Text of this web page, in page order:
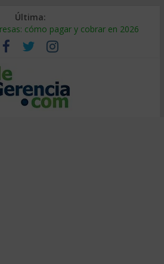
Última:
cómo pagar y cobrar en 2026
es y por qué sale tan caro
cómo auditarla a tiempo
de suministro: qué hacer
UU.: cómo segmentarlo y venderle